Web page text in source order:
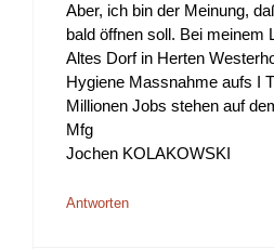
Aber, ich bin der Meinung,
bald öffnen soll. Bei meinem
Altes Dorf in Herten
Hygiene Massnahme aufs I
Millionen Jobs stehen auf
Mfg
Jochen KOLAKOWSKI
Antworten